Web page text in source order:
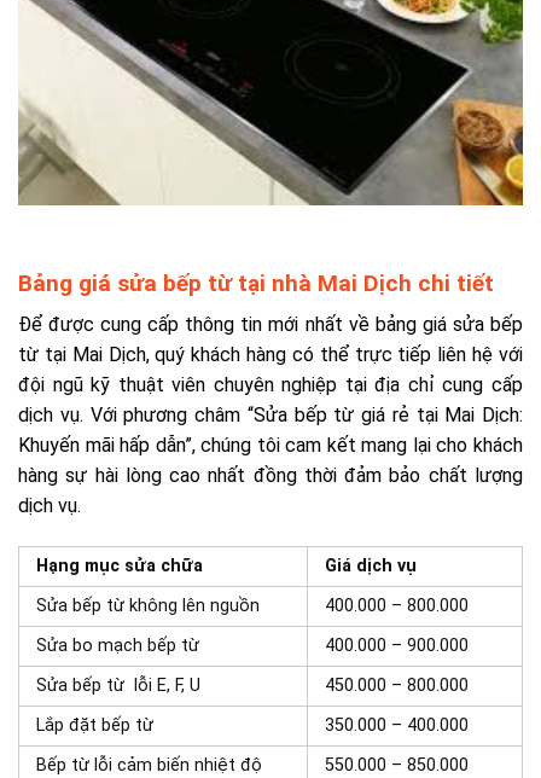
Bảng giá sửa bếp từ tại nhà Mai Dịch chi tiết
Để được cung cấp thông tin mới nhất về bảng giá sửa bếp
từ tại Mai Dịch, quý khách hàng có thể trực tiếp liên hệ với
đội ngũ kỹ thuật viên chuyên nghiệp tại địa chỉ cung cấp
dịch vụ. Với phương châm “Sửa bếp từ giá rẻ tại Mai Dịch:
Khuyến mãi hấp dẫn”, chúng tôi cam kết mang lại cho khách
hàng sự hài lòng cao nhất đồng thời đảm bảo chất lượng
dịch vụ.
Hạng mục sửa chữa
Giá dịch vụ
Sửa bếp từ không lên nguồn
400.000 – 800.000
Sửa bo mạch bếp từ
400.000 – 900.000
Sửa bếp từ lỗi E, F, U
450.000 – 800.000
Lắp đặt bếp từ
350.000 – 400.000
Bếp từ lỗi cảm biến nhiệt độ
550.000 – 850.000